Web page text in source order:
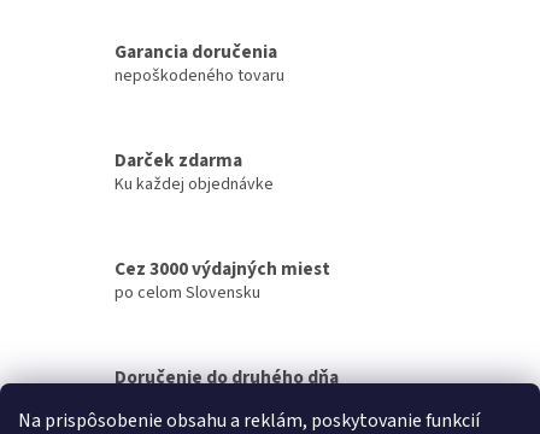
Na prispôsobenie obsahu a reklám, poskytovanie funkcií
Garancia doručenia
nepoškodeného tovaru
Darček zdarma
Ku každej objednávke
Cez 3000 výdajných miest
po celom Slovensku
Doručenie do druhého dňa